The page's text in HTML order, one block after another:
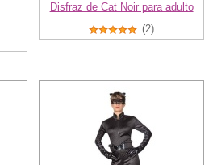
Disfraz de Cat Noir para adulto
(2)